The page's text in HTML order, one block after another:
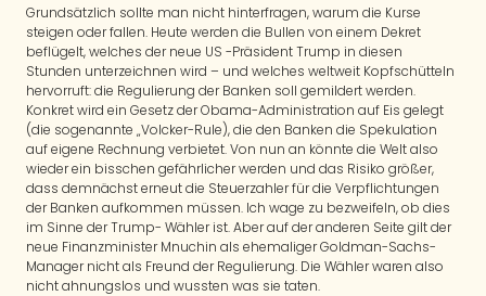
Grundsätzlich sollte man nicht hinterfragen, warum die Kurse
steigen oder fallen. Heute werden die Bullen von einem Dekret
beflügelt, welches der neue US -Präsident Trump in diesen
Stunden unterzeichnen wird – und welches weltweit Kopfschütteln
hervorruft: die Regulierung der Banken soll gemildert werden.
Konkret wird ein Gesetz der Obama-Administration auf Eis gelegt
(die sogenannte „Volcker-Rule), die den Banken die Spekulation
auf eigene Rechnung verbietet. Von nun an könnte die Welt also
wieder ein bisschen gefährlicher werden und das Risiko größer,
dass demnächst erneut die Steuerzahler für die Verpflichtungen
der Banken aufkommen müssen. Ich wage zu bezweifeln, ob dies
im Sinne der Trump- Wähler ist. Aber auf der anderen Seite gilt der
neue Finanzminister Mnuchin als ehemaliger Goldman-Sachs-
Manager nicht als Freund der Regulierung. Die Wähler waren also
nicht ahnungslos und wussten was sie taten.